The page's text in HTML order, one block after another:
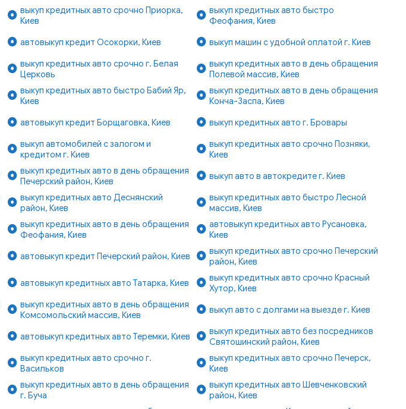
выкуп кредитных авто срочно Приорка,
Киев
выкуп кредитных авто быстро
Феофания, Киев
автовыкуп кредит Осокорки, Киев выкуп машин с удобной оплатой г. Киев
выкуп кредитных авто срочно г. Белая
Церковь
выкуп кредитных авто в день обращения
Полевой массив, Киев
выкуп кредитных авто быстро Бабий Яр,
Киев
выкуп кредитных авто в день обращения
Конча-Заспа, Киев
автовыкуп кредит Борщаговка, Киев
выкуп кредитных авто г. Бровары
выкуп автомобилей с залогом и
кредитом г. Киев
выкуп кредитных авто срочно Позняки,
Киев
выкуп кредитных авто в день обращения
Печерский район, Киев
выкуп авто в автокредите г. Киев
выкуп кредитных авто Деснянский
район, Киев
выкуп кредитных авто быстро Лесной
массив, Киев
выкуп кредитных авто в день обращения
Феофания, Киев
автовыкуп кредитных авто Русановка,
Киев
автовыкуп кредит Печерский район, Киев
выкуп кредитных авто срочно Печерский
район, Киев
автовыкуп кредитных авто Татарка, Киев
выкуп кредитных авто срочно Красный
Хутор, Киев
выкуп кредитных авто в день обращения
Комсомольский массив, Киев
выкуп авто с долгами на выезде г. Киев
автовыкуп кредитных авто Теремки, Киев
выкуп кредитных авто без посредников
Святошинский район, Киев
выкуп кредитных авто срочно г.
Васильков
выкуп кредитных авто срочно Печерск,
Киев
выкуп кредитных авто в день обращения
г. Буча
выкуп кредитных авто Шевченковский
район, Киев